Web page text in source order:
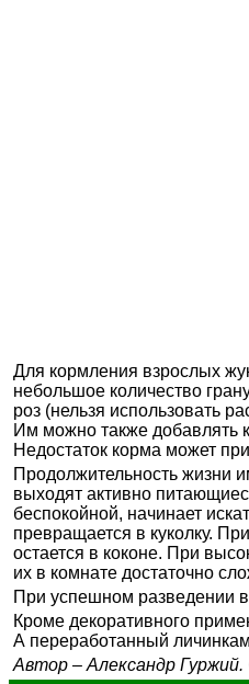
Для кормления взрослых
небольшое количество
роз (нельзя использовать
Им можно также добавлять
Недостаток корма может
Продолжительность жизни
выходят активно
беспокойной, начинает
превращается в куколку.
остается в коконе. При
их в комнате достаточно
При успешном разведении в
Кроме декоративного
А переработанный
Автор – Александр